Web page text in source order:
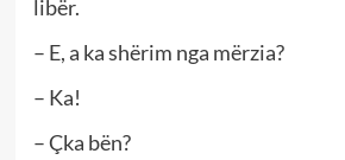
libër.
– E, a ka shërim nga mërzia?
– Ka!
– Çka bën?